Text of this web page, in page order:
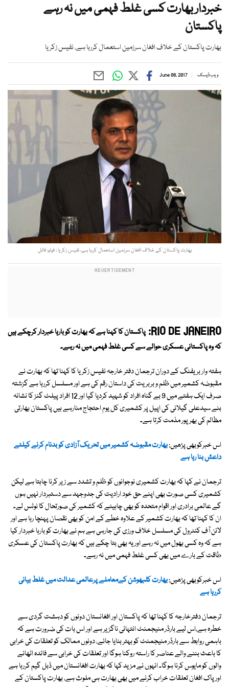
خبردار بھارت کسی غلط فہمی میں نہ رہے
پاکستان
بھارت پاکستان کے خلاف افغان سرزمین استعمال کررہا ہے، نفیس زکریا
ویب ڈیسک June 08, 2017
بھارت پاکستان کے خلاف افغان سرزمین استعمال کررہا ہے، نفیس زکریا : فوٹو: فائل
RIO DE JANEIRO: پاکستان کا کہنا ہے کہ بھارت کو بارہا خبردار کرچکے ہیں
کہ وہ پاکستانی عسکری حوالے سے کسی غلط فہمی میں نہ رہے۔
ہفتہ وار بریفنگ کے دوران ترجمان دفتر خارجہ نفیس زکریا کا کہنا تھا کہ بھارت نے
مقبوضہ کشمیر میں ظلم و بربریت کی داستان رقم کی ہے اور مسلسل کررہا ہے گزشتہ
صرف ایک ہفتے میں 9 بے گناہ افراد کو شہید کردیا گیا اور 12 افراد پیلٹ گنز کا نشانہ
بنے سیدعلی گیلانی کی اپیل پر کشمیری کل یوم احتجاج منارہے ہیں پاکستان بھارتی
مظالم کی بھرپور مذمت کرتا ہے۔
اس خبرکوبھی پڑھیں:بھارت مقبوضہ کشمیر میں تحریک آزادی کو بدنام کرنے کیلئے
داعش بنا رہا ہے
ترجمان نے کہا کہ بھارت کشمیری نوجوانوں کو ظلم و تشدد سے زیر کرنا چاہتا ہے لیکن
کشمیری کسی صورت بھی اپنے حق خود ارادیت کی جدوجہد سے دستبردار نہیں ہوں
گے عالمی برادری اور اقوام متحدہ کو بھی چاہیئے کہ کشمیر کی صورتحال کا نوٹس لے۔
ان کا کہنا تھا کہ بھارت کشمیر کے علاوہ خطے کے امن کو بھی نقصان پہنچا رہا ہے اور
لائن آف کنٹرول کی مسلسل خلاف ورزی کی جارہی ہے ہم نے بھارت کو بارہا خبردار کیا
ہے کہ وہ کسی بھول میں نہ رہے اور یہ بھی بتا چکے ہیں کہ بھارت پاکستان کی عسکری
طاقت کے بارے میں بھی کسی غلط فہمی میں نہ رہے۔
اس خبرکوبھی پڑھیں:بھارت کلبھوشن کےمعاملے پرعالمی عدالت میں غلط بیانی
کررہا ہے
ترجمان دفترخارجہ کا کہنا تھا کہ پاکستان اور افغانستان دونوں کو دہشت گردی سے
خطرہ ہے،اس لیے بارڈر منیجمنٹ انتہائی ناگزیر ہے اور اس بات کی ضرورت ہے کہ
باہمی روابط سے بارڈر منیجمنٹ کو بہتر بنایا جائے، دونوں ممالک کو تعلقات کی خرابی
کا باعث بننے والے عناصر کا راستہ روکنا ہوگا اور تعلقات کی خرابی سے فائدہ اٹھانے
والوں کو مایوس کرنا ہوگا۔ انہوں نے مزید کہا کہ بھارت افغانستان میں ڈبل گیم کررہا ہے
اور پاک افغان تعلقات خراب کرنے میں بھی بھارت ہی ملوث ہے، بھارت پاکستان کے